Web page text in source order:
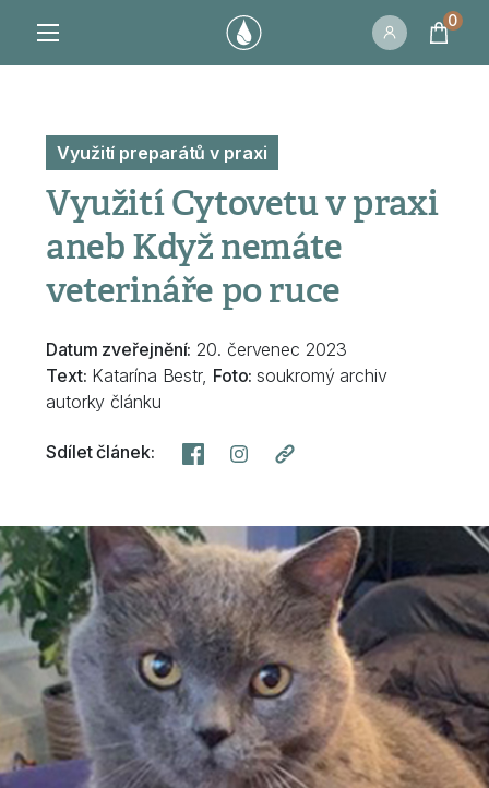
0
Využití preparátů v praxi
Využití Cytovetu v praxi
aneb Když nemáte
veterináře po ruce
Datum zveřejnění: 20. červenec 2023
Text: Katarína Bestr, Foto:soukromý archiv
autorky článku
Sdílet článek: